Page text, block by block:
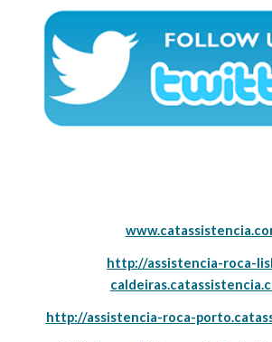
http://assistencia-roca-
http://assistencia-roca-